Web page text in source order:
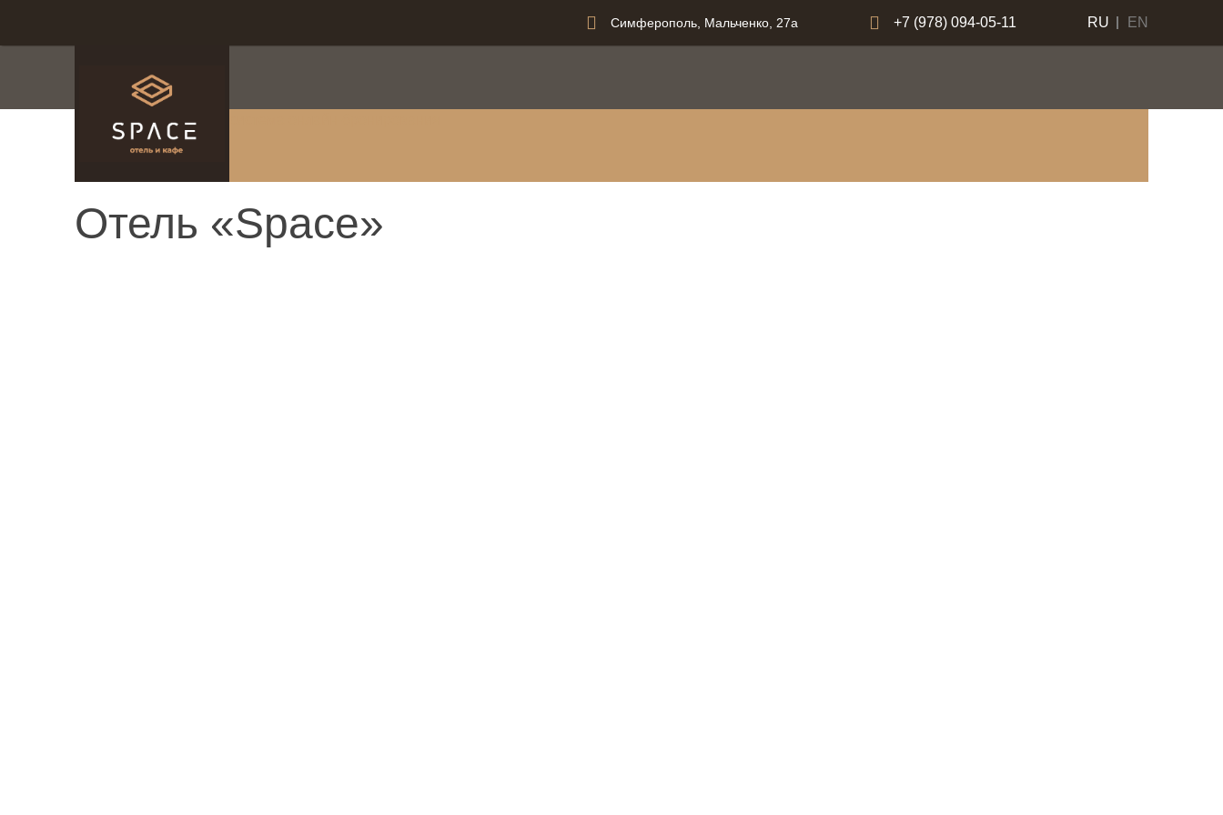
Симферополь, Мальченко, 27а +7 (978) 094-05-11 RU EN
Отель «Space»